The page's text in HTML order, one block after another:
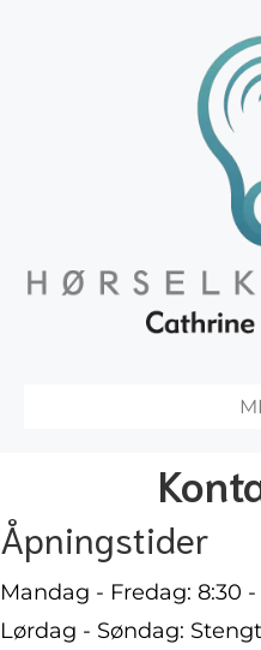
Åpningstider
Mandag - Fredag: 8:30 -
Lørdag - Søndag: